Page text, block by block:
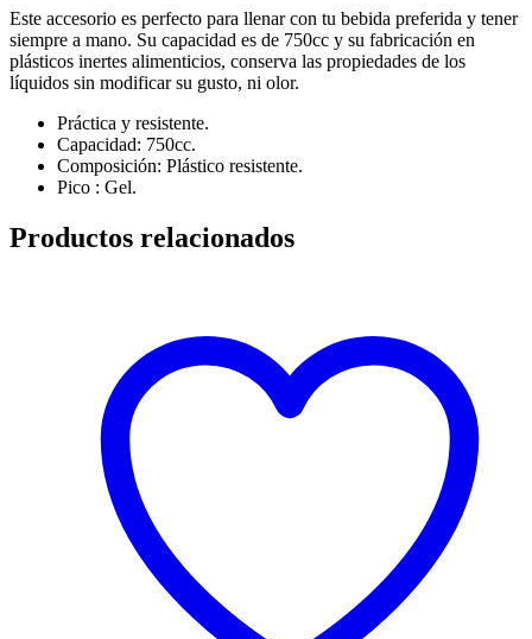
Este accesorio es perfecto para llenar con tu bebida preferida y tener
siempre a mano. Su capacidad es de 750cc y su fabricación en
plásticos inertes alimenticios, conserva las propiedades de los
líquidos sin modificar su gusto, ni olor.
Práctica y resistente.
Capacidad: 750cc.
Composición: Plástico resistente.
Pico : Gel.
Productos relacionados